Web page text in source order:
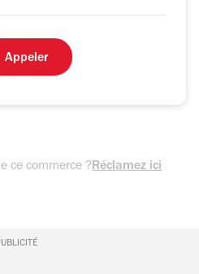
Appeler
ce commerce ?Réclamez ici